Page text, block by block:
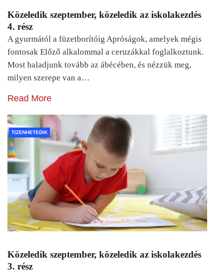
Közeledik szeptember, közeledik az iskolakezdés
4. rész
A gyurmától a füzetborítóig Apróságok, amelyek mégis
fontosak Előző alkalommal a ceruzákkal foglalkoztunk.
Most haladjunk tovább az ábécében, és nézzük meg,
milyen szerepe van a…
Read More
TIZENHETEDIK
Közeledik szeptember, közeledik az iskolakezdés
3. rész